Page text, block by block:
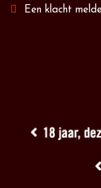
Een klacht